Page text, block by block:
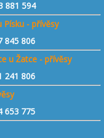
881 594
Písku - přívěsy
845 806
u Žatce - přívěsy
241 806
653 775